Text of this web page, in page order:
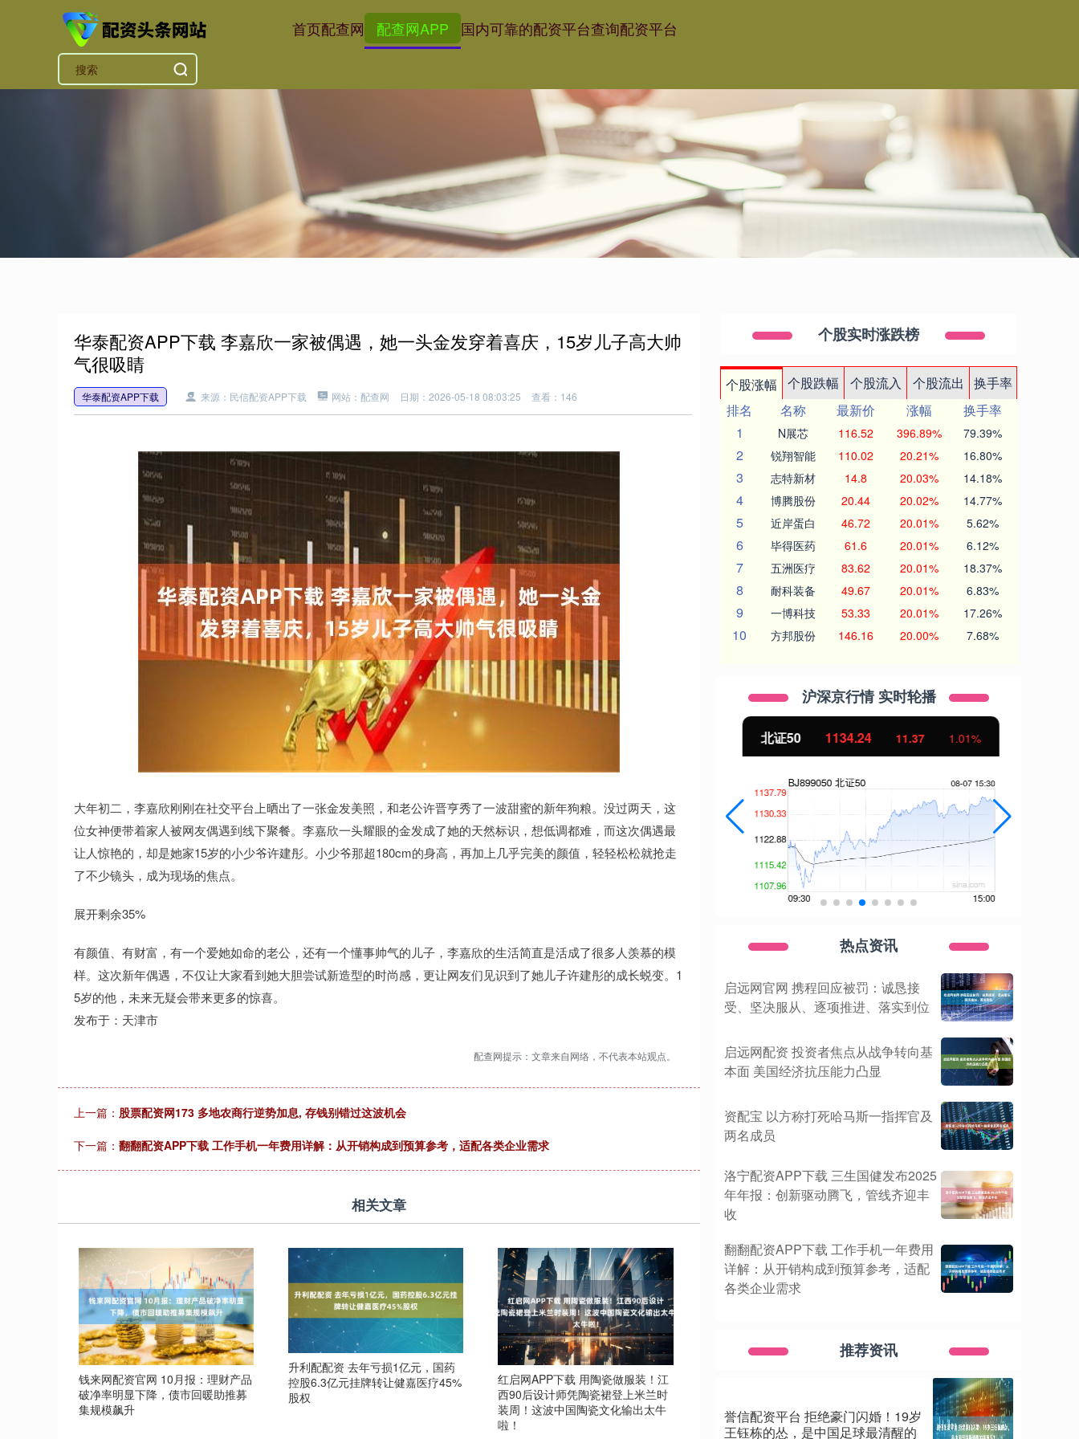
首页配查网 配查网APP 国内可靠的配资平台查询配资平台
华泰配资APP下载 李嘉欣一家被偶遇，她一头金发穿着喜庆，15岁儿子高大帅
气很吸睛
华泰配资APP下载 来源：民信配资APP下载 网站：配查网 日期：2026-05-18 08:03:25 查看：146
大年初二，李嘉欣刚刚在社交平台上晒出了一张金发美照，和老公许晋亨秀了一波甜蜜的新年狗粮。没过两天，这
位女神便带着家人被网友偶遇到线下聚餐。李嘉欣一头耀眼的金发成了她的天然标识，想低调都难，而这次偶遇最
让人惊艳的，却是她家15岁的小少爷许建彤。小少爷那超180cm的身高，再加上几乎完美的颜值，轻轻松松就抢走
了不少镜头，成为现场的焦点。
展开剩余35%
有颜值、有财富，有一个爱她如命的老公，还有一个懂事帅气的儿子，李嘉欣的生活简直是活成了很多人羡慕的模
样。这次新年偶遇，不仅让大家看到她大胆尝试新造型的时尚感，更让网友们见识到了她儿子许建彤的成长蜕变。1
5岁的他，未来无疑会带来更多的惊喜。
发布于：天津市
配查网提示：文章来自网络，不代表本站观点。
上一篇： 股票配资网173 多地农商行逆势加息, 存钱别错过这波机会
下一篇： 翻翻配资APP下载 工作手机一年费用详解：从开销构成到预算参考，适配各类企业需求
相关文章
钱来网配资官网 10月报：理财产品
破净率明显下降，债市回暖助推募
集规模飙升
升利配配资 去年亏损1亿元，国药
控股6.3亿元挂牌转让健嘉医疗45%
股权
红启网APP下载 用陶瓷做服装！江
西90后设计师凭陶瓷裙登上米兰时
装周！这波中国陶瓷文化输出太牛
啦！
个股实时涨跌榜
个股涨幅 个股跌幅 个股流入 个股流出
换手率
排名
名称 最新价 涨幅
换手率
1
N展芯 116.52 396.89% 79.39%
2 锐翔智能 110.02 20.21% 16.80%
3 志特新材 14.8 20.03% 14.18%
4 博腾股份 20.44 20.02% 14.77%
5 近岸蛋白 46.72 20.01% 5.62%
6 毕得医药 61.6 20.01% 6.12%
7 五洲医疗 83.62 20.01% 18.37%
8 耐科装备 49.67 20.01% 6.83%
9 一博科技 53.33 20.01% 17.26%
10 方邦股份 146.16 20.00% 7.68%
沪深京行情 实时轮播
200.89 1.42% 沪深300 北证50 1134.24 11.37 1.01%
热点资讯
启远网官网 携程回应被罚：诚恳接
受、坚决服从、逐项推进、落实到位
启远网配资 投资者焦点从战争转向基
本面 美国经济抗压能力凸显
资配宝 以方称打死哈马斯一指挥官及
两名成员
洛宁配资APP下载 三生国健发布2025
年年报：创新驱动腾飞，管线齐迎丰
收
翻翻配资APP下载 工作手机一年费用
详解：从开销构成到预算参考，适配
各类企业需求
推荐资讯
誉信配资平台 拒绝豪门闪婚！19岁
王钰栋的怂，是中国足球最清醒的